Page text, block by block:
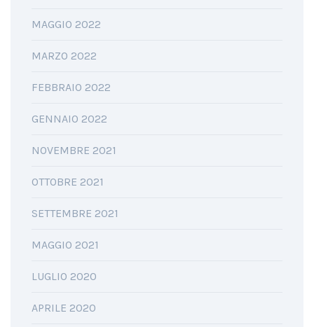
MAGGIO 2022
MARZO 2022
FEBBRAIO 2022
GENNAIO 2022
NOVEMBRE 2021
OTTOBRE 2021
SETTEMBRE 2021
MAGGIO 2021
LUGLIO 2020
APRILE 2020